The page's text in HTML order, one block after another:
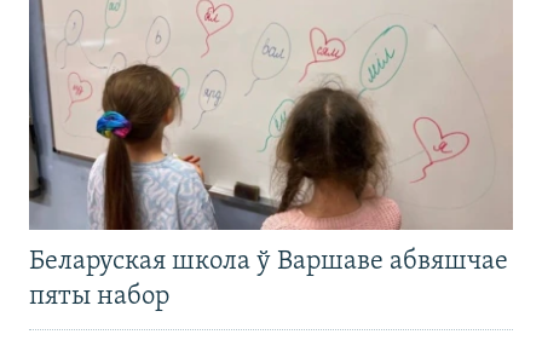
Беларуская школа ў Варшаве абвяшчае
пяты набор